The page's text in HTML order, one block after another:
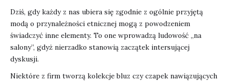
Dziś, gdy każdy z nas ubiera się zgodnie z ogólnie przyjętą
modą o przynależności etnicznej mogą z powodzeniem
świadczyć inne elementy. To one wprowadzą ludowość „na
salony”, gdyż nierzadko stanowią zaczątek intersującej
dyskusji.
Niektóre z firm tworzą kolekcje bluz czy czapek nawiązujących